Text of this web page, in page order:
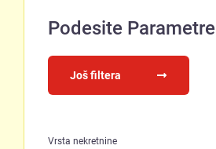
Podesite Parametre
Još filtera
Vrsta nekretnine